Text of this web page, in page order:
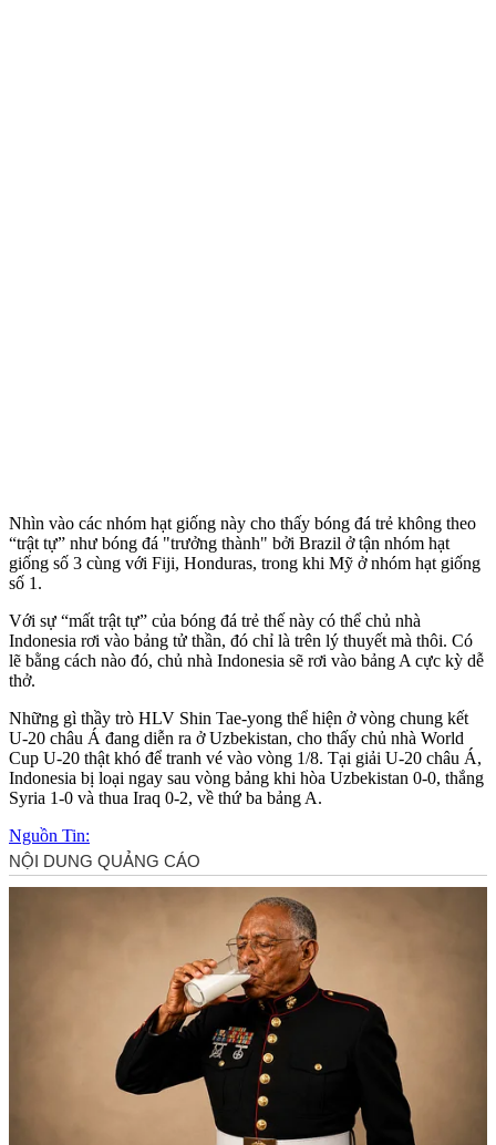
Nhìn vào các nhóm hạt giống này cho thấy bóng đá trẻ không theo
“trật tự” như bóng đá "trưởng thành" bởi Brazil ở tận nhóm hạt
giống số 3 cùng với Fiji, Honduras, trong khi Mỹ ở nhóm hạt giống
số 1.
Với sự “mất trật tự” của bóng đá trẻ thế này có thể chủ nhà
Indonesia rơi vào bảng tử thần, đó chỉ là trên lý thuyết mà thôi. Có
lẽ bằng cách nào đó, chủ nhà Indonesia sẽ rơi vào bảng A cực kỳ dễ
thở.
Những gì thầy trò HLV Shin Tae-yong thể hiện ở vòng chung kết
U-20 châu Á đang diễn ra ở Uzbekistan, cho thấy chủ nhà World
Cup U-20 thật khó để tranh vé vào vòng 1/8. Tại giải U-20 châu Á,
Indonesia bị loại ngay sau vòng bảng khi hòa Uzbekistan 0-0, thắng
Syria 1-0 và thua Iraq 0-2, về thứ ba bảng A.
Nguồn Tin: